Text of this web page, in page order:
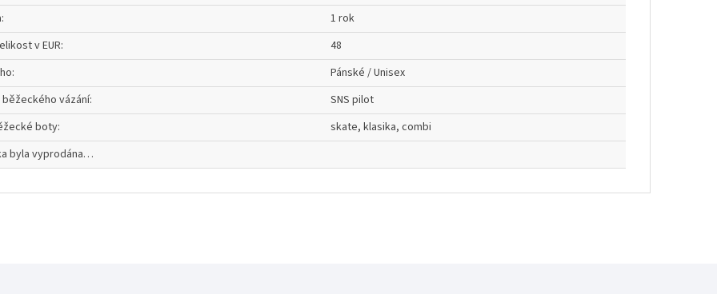
:
1 rok
v EUR:
48
:
Pánské / Unisex
běžeckého vázání:
SNS pilot
boty:
skate, klasika, combi
byla vyprodána…